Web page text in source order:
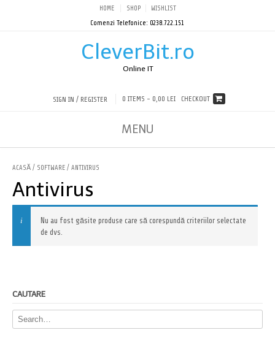
HOME SHOP
WISHLIST
Comenzi Telefonice: 0238.722.151
CleverBit.ro
Online IT
SIGN IN / REGISTER 0 ITEMS - 0,00 LEI CHECKOUT
MENU
ACASĂ / SOFTWARE / ANTIVIRUS
Antivirus
Nu au fost găsite produse care să corespundă criteriilor selectate
de dvs.
CAUTARE